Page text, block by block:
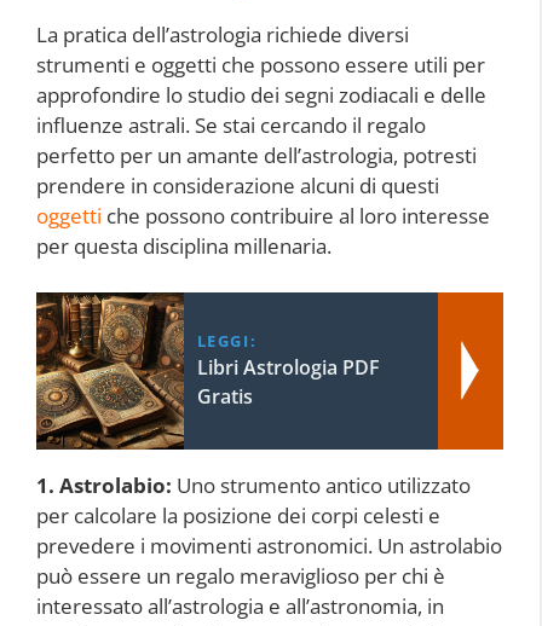
La pratica dell’astrologia richiede diversi
strumenti e oggetti che possono essere utili per
approfondire lo studio dei segni zodiacali e delle
influenze astrali. Se stai cercando il regalo
perfetto per un amante dell’astrologia, potresti
prendere in considerazione alcuni di questi
oggetti che possono contribuire al loro interesse
per questa disciplina millenaria.
LEGGI:
Libri Astrologia PDF
Gratis
1. Astrolabio: Uno strumento antico utilizzato
per calcolare la posizione dei corpi celesti e
prevedere i movimenti astronomici. Un astrolabio
può essere un regalo meraviglioso per chi è
interessato all’astrologia e all’astronomia, in